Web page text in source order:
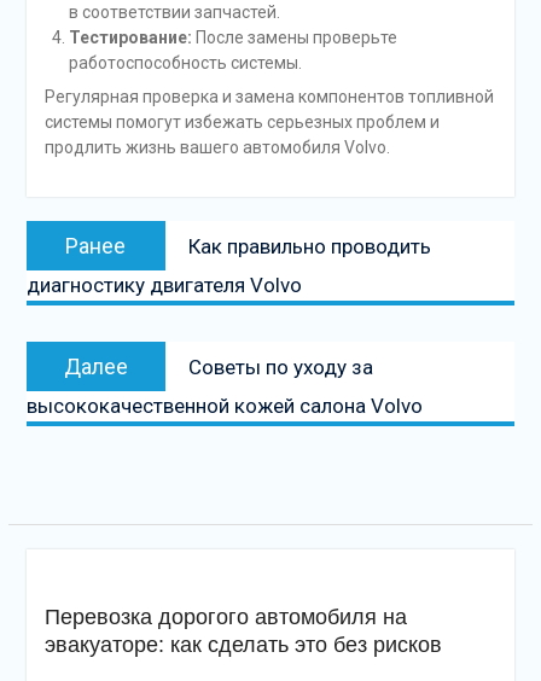
в соответствии запчастей.
Тестирование: После замены проверьте
работоспособность системы.
Регулярная проверка и замена компонентов топливной
системы помогут избежать серьезных проблем и
продлить жизнь вашего автомобиля Volvo.
Навигация
записям
Ранее
Предыдущая
запись:
Как правильно проводить
диагностику двигателя Volvo
Далее
Следующая
запись
Советы по уходу за
высококачественной кожей салона Volvo
Перевозка дорогого автомобиля на
эвакуаторе: как сделать это без рисков